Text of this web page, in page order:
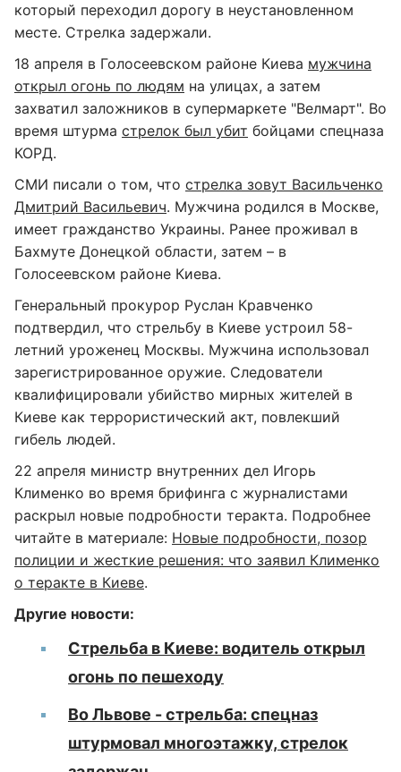
который переходил дорогу в неустановленном
месте. Стрелка задержали.
18 апреля в Голосеевском районе Киева мужчина
открыл огонь по людям на улицах, а затем
захватил заложников в супермаркете "Велмарт". Во
время штурма стрелок был убит бойцами спецназа
КОРД.
СМИ писали о том, что стрелка зовут Васильченко
Дмитрий Васильевич. Мужчина родился в Москве,
имеет гражданство Украины. Ранее проживал в
Бахмуте Донецкой области, затем – в
Голосеевском районе Киева.
Генеральный прокурор Руслан Кравченко
подтвердил, что стрельбу в Киеве устроил 58-
летний уроженец Москвы. Мужчина использовал
зарегистрированное оружие. Следователи
квалифицировали убийство мирных жителей в
Киеве как террористический акт, повлекший
гибель людей.
22 апреля министр внутренних дел Игорь
Клименко во время брифинга с журналистами
раскрыл новые подробности теракта. Подробнее
читайте в материале: Новые подробности, позор
полиции и жесткие решения: что заявил Клименко
о теракте в Киеве.
Другие новости:
Стрельба в Киеве: водитель открыл
огонь по пешеходу
Во Львове - стрельба: спецназ
штурмовал многоэтажку, стрелок